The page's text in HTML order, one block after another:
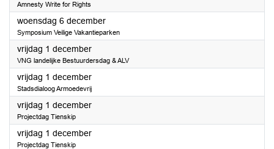
Amnesty Write for Rights
woensdag 6 december2023
Symposium Veilige Vakantieparken
vrijdag 1 december2023
VNG landelijke Bestuurdersdag & ALV
vrijdag 1 december2023
Stadsdialoog Armoedevrij
vrijdag 1 december2023
Projectdag Tienskip
vrijdag 1 december2023
Projectdag Tienskip